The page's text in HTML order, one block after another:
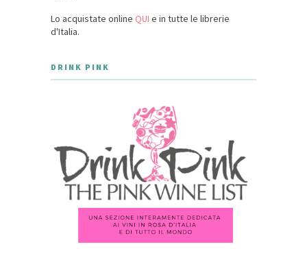
Lo acquistate online QUI e in tutte le librerie
d'Italia.
DRINK PINK